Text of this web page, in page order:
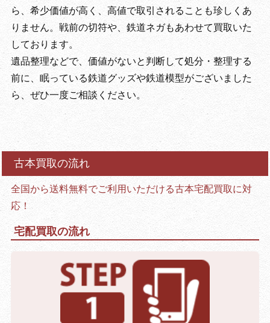
ら、希少価値が高く、高値で取引されることも珍しくあ
りません。戦前の切符や、鉄道ネガもあわせて買取いた
しております。
遺品整理などで、価値がないと判断して処分・整理する
前に、眠っている鉄道グッズや鉄道模型がございました
ら、ぜひ一度ご相談ください。
古本買取の流れ
全国から送料無料でご利用いただける古本宅配買取に対
応！
宅配買取の流れ